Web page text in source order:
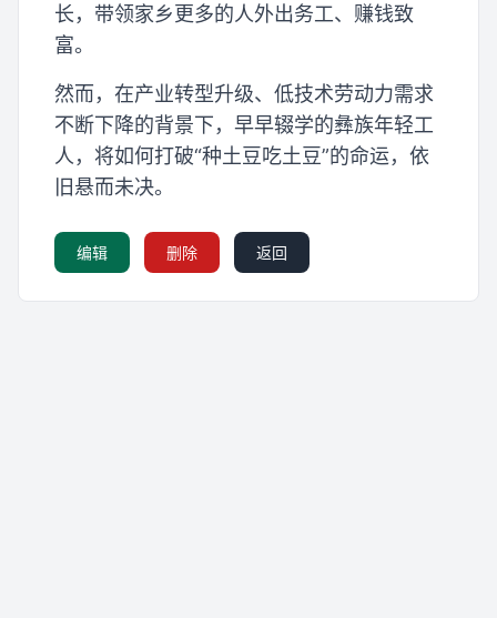
长，带领家乡更多的人外出务工、赚钱致
富。
然而，在产业转型升级、低技术劳动力需求
不断下降的背景下，早早辍学的彝族年轻工
人，将如何打破“种土豆吃土豆”的命运，依
旧悬而未决。
编辑 删除 返回